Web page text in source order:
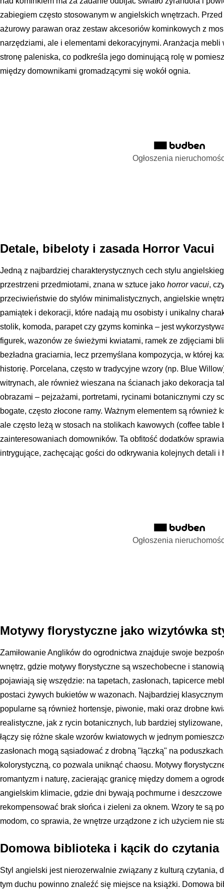
zabiegiem często stosowanym w angielskich wnętrzach.
ażurowy parawan oraz zestaw akcesoriów kominkowych z
narzędziami, ale i elementami dekoracyjnymi. Aranżacja
stronę paleniska, co podkreśla jego dominującą rolę w
między domownikami gromadzącymi się wokół ognia.
Ogłoszenia
Detale, bibeloty i zasada Horror Vacui
Jedną z najbardziej charakterystycznych cech stylu
przestrzeni przedmiotami, znana w sztuce jako horror vacui,
przeciwieństwie do stylów minimalistycznych, angielskie
pamiątek i dekoracji, które nadają mu osobisty i unikalny
stolik, komoda, parapet czy gzyms kominka – jest
figurek, wazonów ze świeżymi kwiatami, ramek ze zdjęciami
bezładna graciarnia, lecz przemyślana kompozycja, w której
historię. Porcelana, często w tradycyjne wzory (np. Blue
witrynach, ale również wieszana na ścianach jako dekoracja
obrazami – pejzażami, portretami, rycinami botanicznymi czy
bogate, często złocone ramy. Ważnym elementem są również
ale często leżą w stosach na stolikach kawowych (coffee table
zainteresowaniach domowników. Ta obfitość dodatków
intrygujące, zachęcając gości do odkrywania kolejnych detali i
Ogłoszenia
Motywy florystyczne jako wizytówka
Zamiłowanie Anglików do ogrodnictwa znajduje swoje
wnętrz, gdzie motywy florystyczne są wszechobecne i
pojawiają się wszędzie: na tapetach, zasłonach, tapicerce
postaci żywych bukietów w wazonach. Najbardziej
popularne są również hortensje, piwonie, maki oraz drobne
realistyczne, jak z rycin botanicznych, lub bardziej
łączy się różne skale wzorów kwiatowych w jednym
zasłonach mogą sąsiadować z drobną "łączką" na
kolorystyczną, co pozwala uniknąć chaosu. Motywy
romantyzm i naturę, zacierając granicę między domem a
angielskim klimacie, gdzie dni bywają pochmurne i
rekompensować brak słońca i zieleni za oknem. Wzory te są
modom, co sprawia, że wnętrze urządzone z ich użyciem nie
Domowa biblioteka i kącik do czytania
Styl angielski jest nierozerwalnie związany z kulturą czytania,
tym duchu powinno znaleźć się miejsce na książki. Domowa